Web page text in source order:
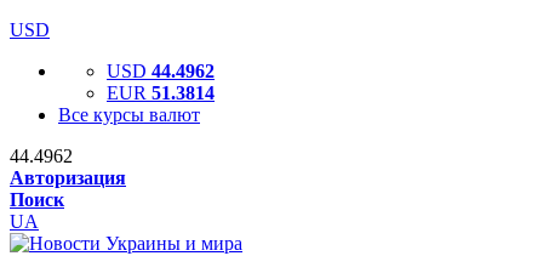
USD
USD 44.4962
EUR 51.3814
Все курсы валют
44.4962
Авторизация
Поиск
UA